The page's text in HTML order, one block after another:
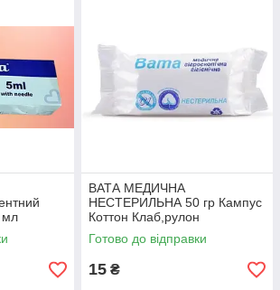
мл
ВАТА МЕДИЧНА
НЕСТЕРИЛЬНА 50 гр Кампус
Коттон Клаб,рулон
Готово до відправки
15 ₴